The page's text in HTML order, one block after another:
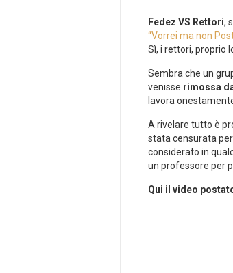
Fedez VS Rettori,
“Vorrei ma non
Sì, i rettori, proprio
Sembra che un
venisse rimossa
lavora
A rivelare tutto è
stata censurata per
considerato in
un professore per
Qui il video